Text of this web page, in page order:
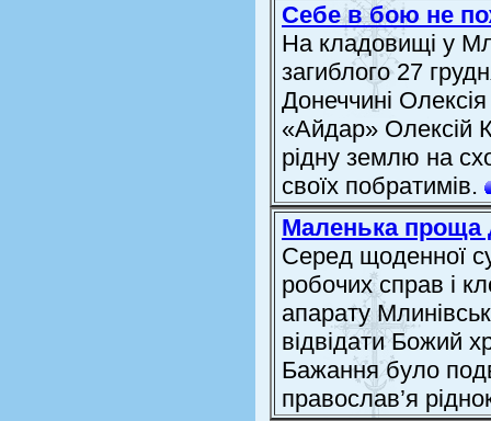
Себе в бою не
На кладовищі у
загиблого 27
Донеччині
«Айдар» Олексій
рідну землю на
своїх побратимів.
Маленька проща
Серед щоденної
робочих справ і
апарату
відвідати Божий
Бажання було
православ’я